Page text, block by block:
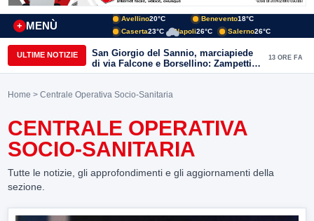
MENÙ
+
Avellino20°C Benevento18°C
Caserta23°C Napoli26°C Salerno26°C
ULTIME NOTIZIE
San Giorgio del Sannio, marciapiede
di via Falcone e Borsellino: Zampetti e
Lombardi replicano alle polemiche
13 ORE FA
Home > Centrale Operativa Socio-Sanitaria
CENTRALE OPERATIVA
SOCIO-SANITARIA
Tutte le notizie, gli approfondimenti e gli aggiornamenti della
sezione.